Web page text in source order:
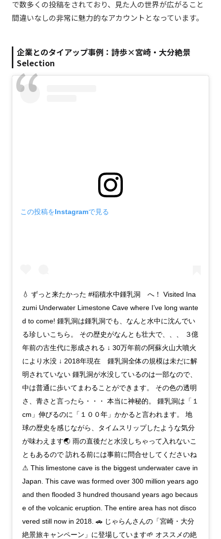
で数多くの投稿をされており、見た人の世界が広がること
間違いなしの非常に魅力的なアカウントとなっています。
企業とのタイアップ事例：詩歩×宮崎・大分絶景
Selection
この投稿をInstagramで見る
💧 ずっと来たかった #稲積水中鍾乳洞 へ！ Visited Ina
zumi Underwater Limestone Cave where I’ve long wante
d to come! 鍾乳洞は鍾乳洞でも、なんと水中に沈んでい
る珍しいこちら。 その歴史がなんとも壮大で、、、 ３億
年前の古生代に形成される ↓ 30万年前の阿蘇火山大噴火
により水没 ↓ 2018年現在 鍾乳洞全体の規模は未だに解
明されていない 鍾乳洞が水没しているのは一部なので、
中は普通に歩いてまわることができます。 その色の透明
さ、青さと言ったら・・・ 本当に神秘的。 鍾乳洞は「１
cm」伸びるのに「１００年」かかると言われます。 地
球の歴史を感じながら、タイムスリップしたような気分
が味わえます🌏 雨の直後だと水没しちゃって入れないこ
ともあるので 訪れる前には事前に問合せしてくださいね
⚠ This limestone cave is the biggest underwater cave in
Japan. This cave was formed over 300 million years ago
and then flooded 3 hundred thousand years ago becaus
e of the volcanic eruption. The entire area has not disco
vered still now in 2018. 🚗 じゃらんさんの「宮崎・大分
絶景旅キャンペーン」に登場しています🌱 オススメの絶